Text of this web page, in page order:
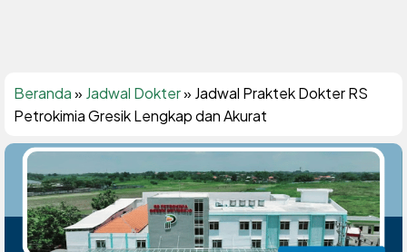
Beranda» Jadwal Dokter» Jadwal Praktek Dokter RS
Petrokimia Gresik Lengkap dan Akurat